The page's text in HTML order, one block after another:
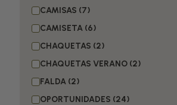
CAMISAS
CAMISETA
CHAQUETAS
CHAQUETAS VERANO
FALDA
OPORTUNIDADES